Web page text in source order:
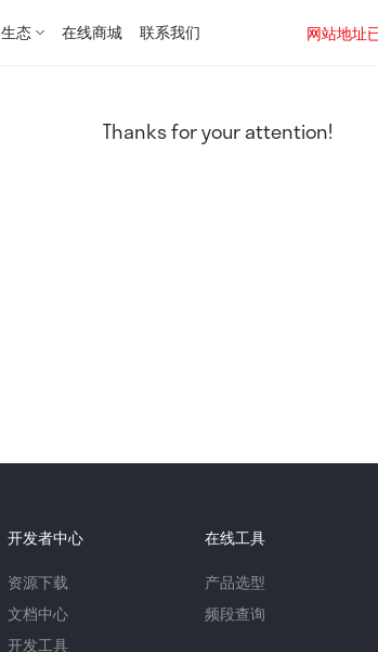
生态 在线商城 联系我们
网站地址
Thanks for your attention!
开发者中心
资源下载
文档中心
开发工具
在线工具
产品选型
频段查询